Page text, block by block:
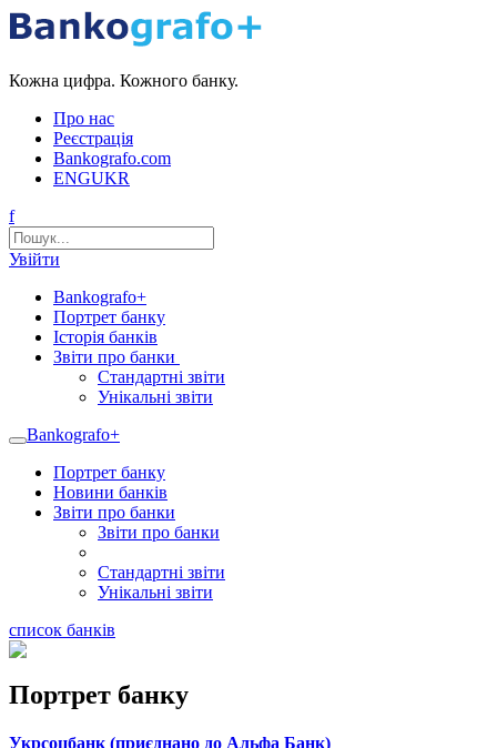
Кожна цифра. Кожного банку.
Про нас
Реєстрація
Bankografo.com
ENGUKR
f
Увійти
Bankografo+
Портрет банку
Історія банків
Звіти про банки
Стандартні звіти
Унікальні звіти
Bankografo+
Портрет банку
Новини банків
Звіти про банки
Звіти про банки
Стандартні звіти
Унікальні звіти
список банків
Портрет банку
Укрсоцбанк (приєднано до Альфа Банк)